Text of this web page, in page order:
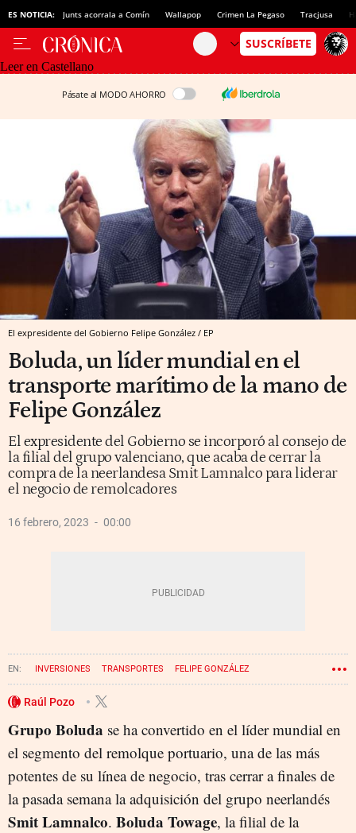
ES NOTICIA: Junts acorrala a Comín Wallapop Crimen La Pegaso Tracjusa
Leer en Castellano
Pásate al MODO AHORRO
El expresidente del Gobierno Felipe González / EP
Boluda, un líder mundial en el
transporte marítimo de la mano de
Felipe González
El expresidente del Gobierno se incorporó al consejo de
la filial del grupo valenciano, que acaba de cerrar la
compra de la neerlandesa Smit Lamnalco para liderar
el negocio de remolcadores
16 febrero, 2023 00:00
INVERSIONES TRANSPORTES FELIPE GONZÁLEZ
Raúl Pozo
Grupo Boluda se ha convertido en el líder mundial en
el segmento del remolque portuario, una de las más
potentes de su línea de negocio, tras cerrar a finales de
la pasada semana la adquisición del grupo neerlandés
Smit Lamnalco. Boluda Towage, la filial de la